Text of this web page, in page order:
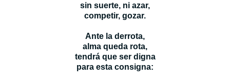
sin suerte, ni azar,
competir, gozar.
Ante la derrota,
alma queda rota,
tendrá que ser digna
para esta consigna: